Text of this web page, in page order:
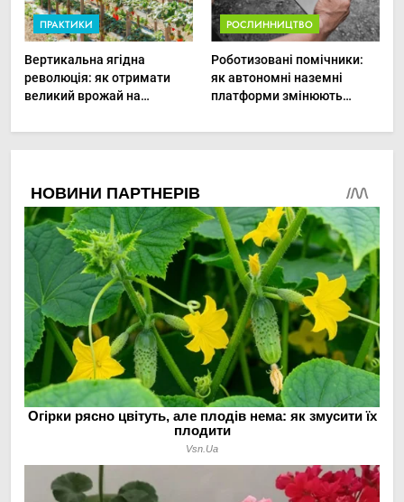
ПРАКТИКИ
Вертикальна ягідна
революція: як отримати
великий врожай на
РОСЛИННИЦТВО
Роботизовані помічники:
як автономні наземні
платформи змінюють
овочами